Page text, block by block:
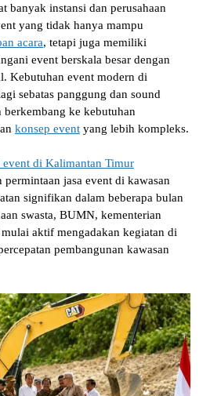
banyak instansi dan perusahaan
yang tidak hanya mampu
acara, tetapi juga memiliki
event berskala besar dengan
Kebutuhan event modern di
sebatas panggung dan sound
berkembang ke kebutuhan
konsep eventyang lebih kompleks.
event di Kalimantan Timur
jasa event di kawasan
signifikan dalam beberapa bulan
swasta, BUMN, kementerian
aktif mengadakan kegiatan di
pembangunan kawasan